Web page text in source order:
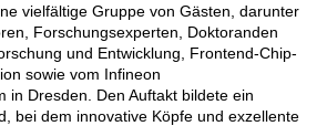
vielfältige Gruppe von Gästen, darunter
Forschungsexperten, Doktoranden
und Entwicklung, Frontend-Chip-
sowie vom Infineon
in Dresden. Den Auftakt bildete ein
bei dem innovative Köpfe und exzellente